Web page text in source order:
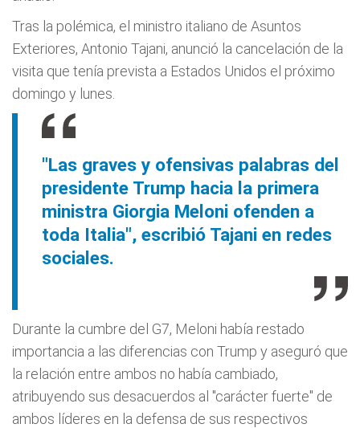
Tras la polémica, el ministro italiano de Asuntos
Exteriores, Antonio Tajani, anunció la cancelación de la
visita que tenía prevista a Estados Unidos el próximo
domingo y lunes.
"Las graves y ofensivas palabras del
presidente Trump hacia la primera
ministra Giorgia Meloni ofenden a
toda Italia", escribió Tajani en redes
sociales.
Durante la cumbre del G7, Meloni había restado
importancia a las diferencias con Trump y aseguró que
la relación entre ambos no había cambiado,
atribuyendo sus desacuerdos al "carácter fuerte" de
ambos líderes en la defensa de sus respectivos